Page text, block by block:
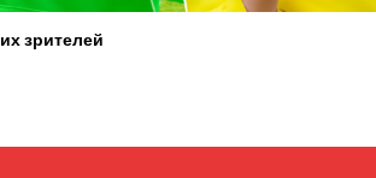
зрителей